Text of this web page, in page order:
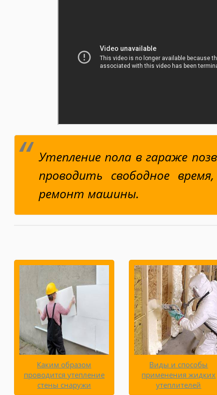
Утепление пола в гараже
проводить свободное
ремонт машины.
Каким образом
проводится утепление
стены снаружи
Виды и способы
применения жидких
утеплителей